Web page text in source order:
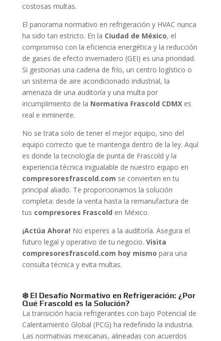
costosas multas.
El panorama normativo en refrigeración y HVAC nunca
ha sido tan estricto. En la Ciudad de México, el
compromiso con la eficiencia energética y la reducción
de gases de efecto invernadero (GEI) es una prioridad.
Si gestionas una cadena de frío, un centro logístico o
un sistema de aire acondicionado industrial, la
amenaza de una auditoría y una multa por
incumplimiento de la Normativa Frascold CDMXes
real e inminente.
No se trata solo de tener el mejor equipo, sino del
equipo correcto que te mantenga dentro de la ley. Aquí
es donde la tecnología de punta de Frascold y la
experiencia técnica inigualable de nuestro equipo en
compresoresfrascold.com se convierten en tu
principal aliado. Te proporcionamos la solución
completa: desde la venta hasta la remanufactura de
tus compresores Frascold en México.
¡Actúa Ahora! No esperes a la auditoría. Asegura el
futuro legal y operativo de tu negocio. Visita
compresoresfrascold.com hoy mismo para una
consulta técnica y evita multas.
❄️ El Desafío Normativo en Refrigeración: ¿Por
Qué Frascold es la Solución?
La transición hacia refrigerantes con bajo Potencial de
Calentamiento Global (PCG) ha redefinido la industria.
Las normativas mexicanas, alineadas con acuerdos